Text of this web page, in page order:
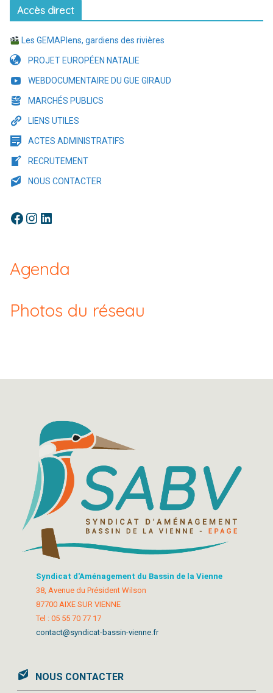
Accès direct
Les GEMAPIens, gardiens des rivières
PROJET EUROPÉEN NATALIE
WEBDOCUMENTAIRE DU GUE GIRAUD
MARCHÉS PUBLICS
LIENS UTILES
ACTES ADMINISTRATIFS
RECRUTEMENT
NOUS CONTACTER
Facebook Instagram LinkedIn
Agenda
Photos du réseau
Syndicat d'Aménagement du Bassin de la Vienne
38, Avenue du Président Wilson
87700 AIXE SUR VIENNE
Tel : 05 55 70 77 17
contact@syndicat-bassin-vienne.fr
NOUS CONTACTER